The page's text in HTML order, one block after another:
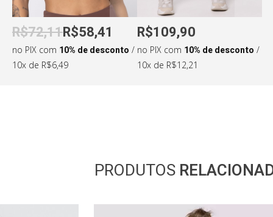
R$72,11R$58,41
no PIX com 10% de desconto /
10x de R$6,49
R$109,90
no PIX com 10% de desconto /
10x de R$12,21
PRODUTOS